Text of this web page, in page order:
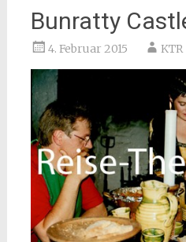
Bunratty
4. Februar 2015 KTR